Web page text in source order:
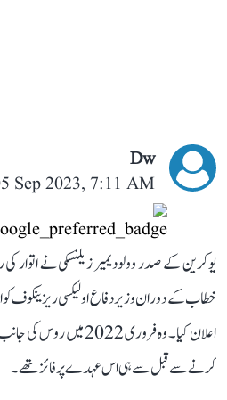
Dw
Sep 2023, 7:11 AM
یوکرین کے صدر وولودیمیر زیلنسکی نے اتوار
خطاب کے دوران وزیر دفاع اولیکسی
اعلان کیا۔ وہ فروری
کرنے سے قبل سے ہی اس عہدے پر فائز تھے۔